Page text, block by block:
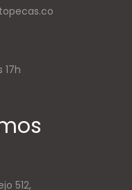
17h
512,